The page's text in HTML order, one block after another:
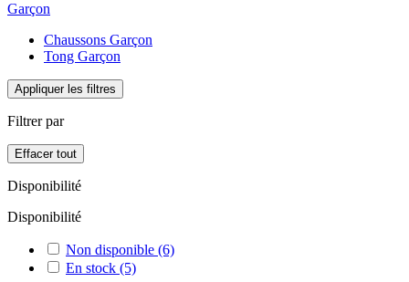
Garçon
Chaussons Garçon
Tong Garçon
Appliquer les filtres
Filtrer par
Effacer tout
Disponibilité
Disponibilité
Non disponible (6)
En stock (5)